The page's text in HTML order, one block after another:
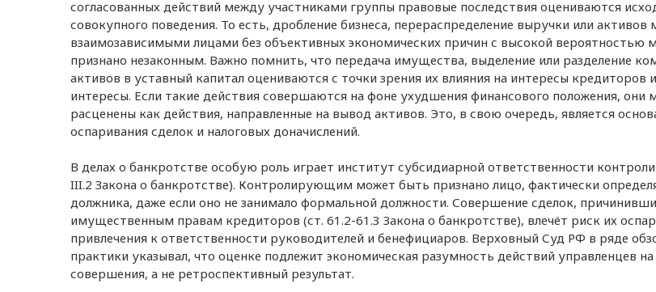
согласованных действий между участниками группы правовые последствия оцениваются
совокупного поведения. То есть, дробление бизнеса, перераспределение выручки или активов
взаимозависимыми лицами без объективных экономических причин с высокой вероятностью
признано незаконным. Важно помнить, что передача имущества, выделение или разделение
активов в уставный капитал оцениваются с точки зрения их влияния на интересы кредиторов
интересы. Если такие действия совершаются на фоне ухудшения финансового положения, они
расценены как действия, направленные на вывод активов. Это, в свою очередь, является
оспаривания сделок и налоговых доначислений.
В делах о банкротстве особую роль играет институт субсидиарной ответственности
III.2 Закона о банкротстве). Контролирующим может быть признано лицо, фактически
должника, даже если оно не занимало формальной должности. Совершение сделок,
имущественным правам кредиторов (ст. 61.2-61.3 Закона о банкротстве), влечёт риск их
привлечения к ответственности руководителей и бенефициаров. Верховный Суд РФ в ряде
практики указывал, что оценке подлежит экономическая разумность действий управленцев
совершения, а не ретроспективный результат.